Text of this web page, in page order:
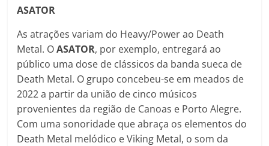
ASATOR
As atrações variam do Heavy/Power ao Death
Metal. OASATOR, por exemplo, entregará ao
público uma dose de clássicos da banda sueca de
Death Metal. O grupo concebeu-se em meados de
2022 a partir da união de cinco músicos
provenientes da região de Canoas e Porto Alegre.
Com uma sonoridade que abraça os elementos do
Death Metal melódico e Viking Metal, o som da